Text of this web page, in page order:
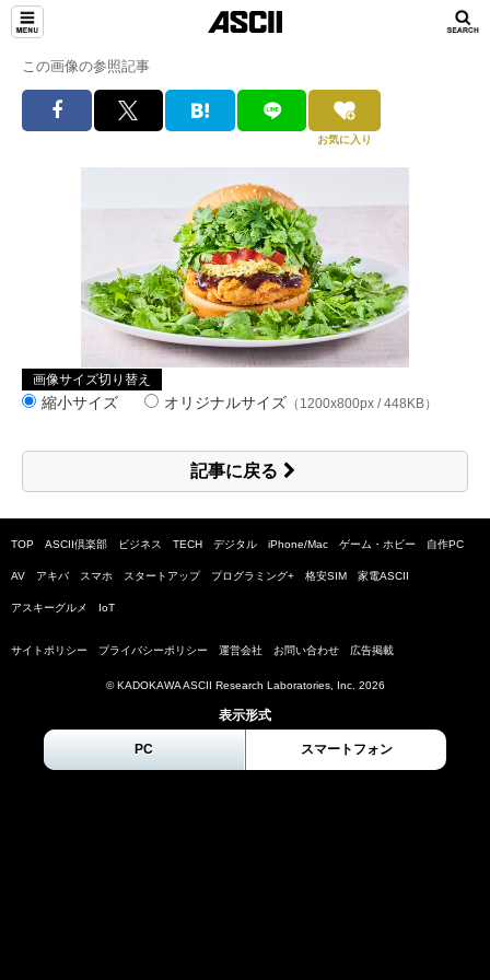
この画像の参照記事
お気に入り
画像サイズ切り替え
縮小サイズ オリジナルサイズ （1200x800px / 448KB）
記事に戻る
TOP ASCII倶楽部 ビジネス TECH デジタル iPhone/Mac ゲーム・ホビー 自作PC
AV アキバ スマホ スタートアップ プログラミング+ 格安SIM 家電ASCII
アスキーグルメ IoT
サイトポリシー プライバシーポリシー 運営会社 お問い合わせ 広告掲載
© KADOKAWA ASCII Research Laboratories, Inc. 2026
表示形式
PC スマートフォン